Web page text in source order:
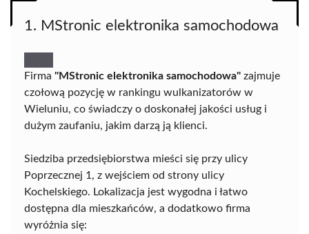
1. MStronic elektronika samochodowa
Firma "MStronic elektronika samochodowa" zajmuje
czołową pozycję w rankingu wulkanizatorów w
Wieluniu, co świadczy o doskonałej jakości usług i
dużym zaufaniu, jakim darzą ją klienci.
Siedziba przedsiębiorstwa mieści się przy ulicy
Poprzecznej 1, z wejściem od strony ulicy
Kochelskiego. Lokalizacja jest wygodna i łatwo
dostępna dla mieszkańców, a dodatkowo firma
wyróżnia się: